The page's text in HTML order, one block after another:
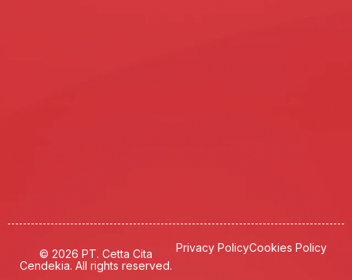
© 2026 PT. Cetta Cita
Cendekia. All rights reserved.
Privacy PolicyCookies Policy